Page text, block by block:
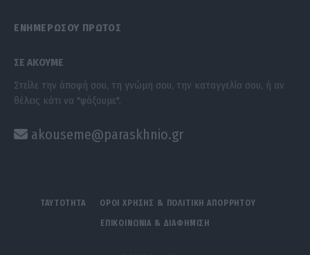
ΕΝΗΜΕΡΩΣΟΥ ΠΡΩΤΟΣ
ΣΕ ΑΚΟΥΜΕ
Στείλε την άποψή σου, τη γνώμη σου, την καταγγελία σου, ή αν
θέλεις κάτι να "ψάξουμε".
akouseme@paraskhnio.gr
ΤΑΥΤΟΤΗΤΑ ΟΡΟΙ ΧΡΗΣΗΣ & ΠΟΛΙΤΙΚΗ ΑΠΟΡΡΗΤΟΥ
ΕΠΙΚΟΙΝΩΝΙΑ & ΔΙΑΦΗΜΙΣΗ